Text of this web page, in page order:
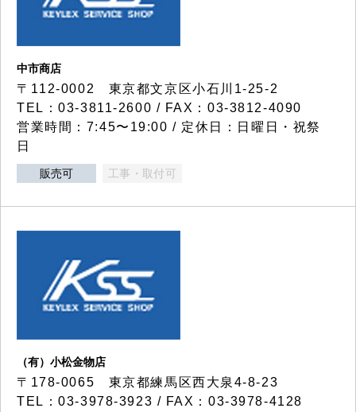
中市商店
〒112-0002 東京都文京区小石川1-25-2
TEL：03-3811-2600 / FAX：03-3812-4090
営業時間：7:45〜19:00 / 定休日：日曜日・祝祭
日
販売可 工事・取付可
（有）小松金物店
〒178-0065 東京都練馬区西大泉4-8-23
TEL：03-3978-3923 / FAX：03-3978-4128